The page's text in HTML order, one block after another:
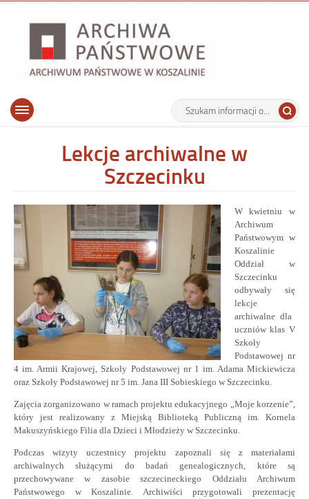
Archiwum Państwowe w Koszalinie
Wyszukiwarka
Tutaj
wpisz
Górne
Otwórz
Lekcje archiwalne w
Szczecinku
W kwietniu w
Archiwum
Państwowym w
Koszalinie
Oddział w
Szczecinku
odbywały się
lekcje
archiwalnedla
uczniów klas V
Szkoły
Podstawowej nr
4 im. Armii Krajowej, Szkoły Podstawowej nr 1 im. Adama Mickiewicza
oraz Szkoły Podstawowej nr 5 im. Jana III Sobieskiego w Szczecinku.
Zajęcia zorganizowano w ramach projektu edukacyjnego „Moje korzenie”,
który jest realizowany z Miejską Biblioteką Publiczną im. Kornela
Makuszyńskiego Filia dla Dzieci i Młodzieży w Szczecinku.
Podczas wizyty uczestnicy projektu zapoznali się z materiałami
archiwalnych służącymi do badań genealogicznych, które są
przechowywane w zasobie szczecineckiego Oddziału Archiwum
Państwowego w Koszalinie. Archiwiści przygotowali prezentację